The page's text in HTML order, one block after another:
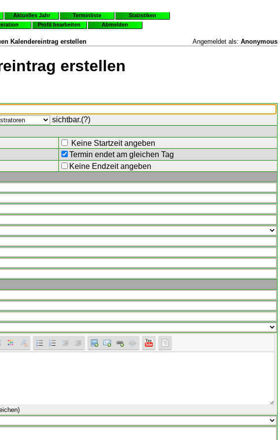
Aktuelles Jahr Terminliste
Statistiken
Profil bearbeiten Abmelden
Kalendereintrag erstellen Angemeldet als: Anonymous
erstellen
sichtbar.(?)
Keine Startzeit angeben
Termin endet am gleichen Tag
Keine Endzeit angeben